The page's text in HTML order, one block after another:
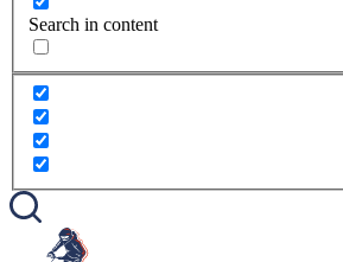
Search in content